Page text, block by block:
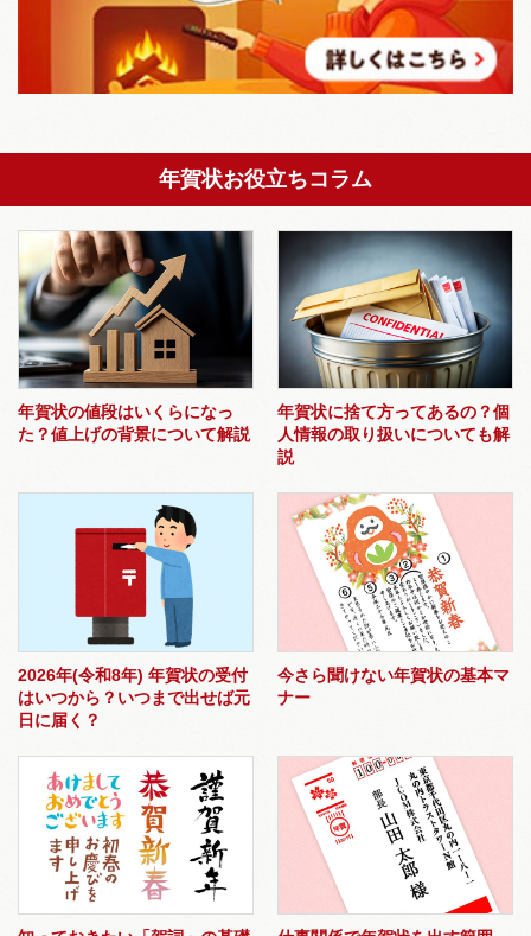
年賀状お役立ちコラム
年賀状の値段はいくらになっ
た？値上げの背景について解説
年賀状に捨て方ってあるの？個
人情報の取り扱いについても解
説
2026年(令和8年) 年賀状の受付
はいつから？いつまで出せば元
日に届く？
今さら聞けない年賀状の基本マ
ナー